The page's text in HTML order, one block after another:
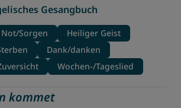
Gesangbuch
Not/Sorgen
Heiliger Geist
Dank/danken
Wochen-/Tageslied
kommet